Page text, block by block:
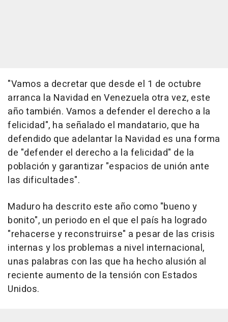
"Vamos a decretar que desde el 1 de octubre
arranca la Navidad en Venezuela otra vez, este
año también. Vamos a defender el derecho a la
felicidad", ha señalado el mandatario, que ha
defendido que adelantar la Navidad es una forma
de "defender el derecho a la felicidad" de la
población y garantizar "espacios de unión ante
las dificultades".
Maduro ha descrito este año como "bueno y
bonito", un periodo en el que el país ha logrado
"rehacerse y reconstruirse" a pesar de las crisis
internas y los problemas a nivel internacional,
unas palabras con las que ha hecho alusión al
reciente aumento de la tensión con Estados
Unidos.